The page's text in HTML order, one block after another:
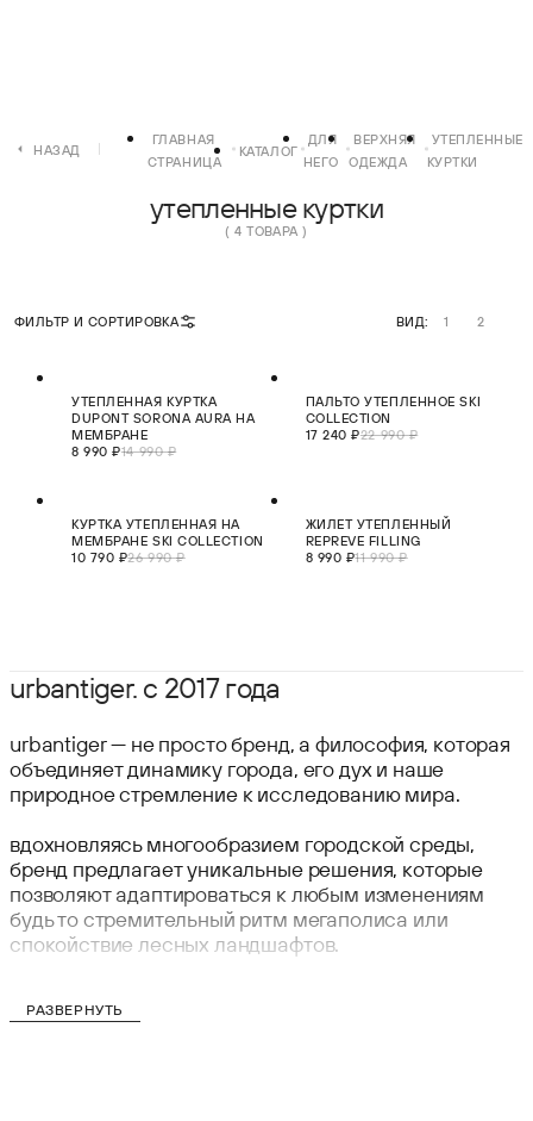
НАЗАД
ГЛАВНАЯ
СТРАНИЦА
КАТАЛОГ
ДЛЯ
НЕГО
ВЕРХНЯЯ
ОДЕЖДА
УТЕПЛЕННЫЕ
КУРТКИ
утепленные куртки
( 4 ТОВАРА )
ФИЛЬТР И СОРТИРОВКА ВИД: 1 2
УТЕПЛЕННАЯ КУРТКА
DUPONT SORONA AURA НА
МЕМБРАНЕ
8 990 ₽14 990 ₽
ХИТ
ПАЛЬТО УТЕПЛЕННОЕ SKI
COLLECTION
17 240 ₽22 990 ₽
ХИТ
КУРТКА УТЕПЛЕННАЯ НА
МЕМБРАНЕ SKI COLLECTION
10 790 ₽26 990 ₽
НОВИНКА
ЖИЛЕТ УТЕПЛЕННЫЙ
REPREVE FILLING
8 990 ₽11 990 ₽
urbantiger. с 2017 года
urbantiger — не просто бренд, а философия, которая
объединяет динамику города, его дух и наше
природное стремление к исследованию мира.
вдохновляясь многообразием городской среды,
бренд предлагает уникальные решения, которые
позволяют адаптироваться к любым изменениям
будь то стремительный ритм мегаполиса или
спокойствие лесных ландшафтов.
РАЗВЕРНУТЬ